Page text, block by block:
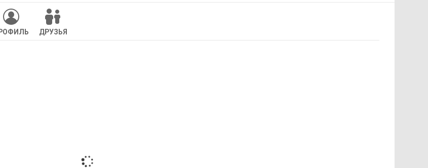
ДРУЗЬЯ